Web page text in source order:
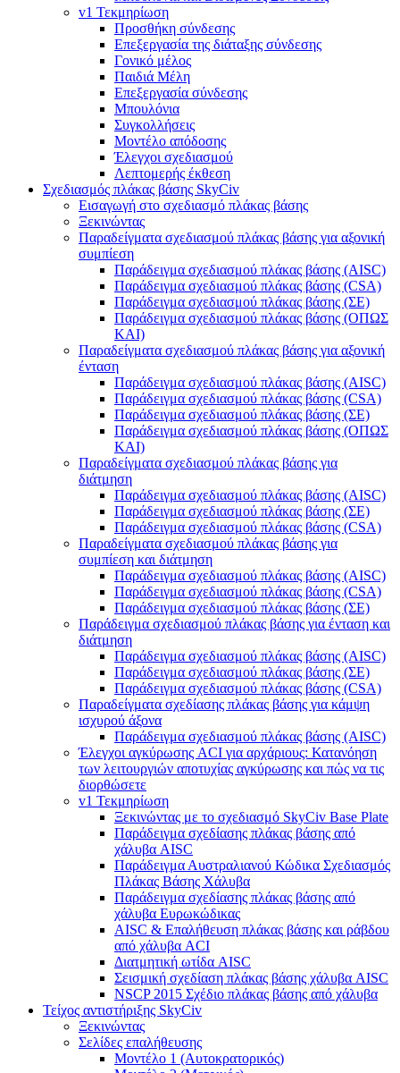
v1 Τεκμηρίωση
Προσθήκη σύνδεσης
Επεξεργασία της διάταξης σύνδεσης
Γονικό μέλος
Παιδιά Μέλη
Επεξεργασία σύνδεσης
Μπουλόνια
Συγκολλήσεις
Μοντέλο απόδοσης
Έλεγχοι σχεδιασμού
Λεπτομερής έκθεση
Σχεδιασμός πλάκας βάσης SkyCiv
Εισαγωγή στο σχεδιασμό πλάκας βάσης
Ξεκινώντας
Παραδείγματα σχεδιασμού πλάκας βάσης για αξονική
συμπίεση
Παράδειγμα σχεδιασμού πλάκας βάσης (AISC)
Παράδειγμα σχεδιασμού πλάκας βάσης (CSA)
Παράδειγμα σχεδιασμού πλάκας βάσης (ΣΕ)
Παράδειγμα σχεδιασμού πλάκας βάσης (ΟΠΩΣ
ΚΑΙ)
Παραδείγματα σχεδιασμού πλάκας βάσης για αξονική
ένταση
Παράδειγμα σχεδιασμού πλάκας βάσης (AISC)
Παράδειγμα σχεδιασμού πλάκας βάσης (CSA)
Παράδειγμα σχεδιασμού πλάκας βάσης (ΣΕ)
Παράδειγμα σχεδιασμού πλάκας βάσης (ΟΠΩΣ
ΚΑΙ)
Παραδείγματα σχεδιασμού πλάκας βάσης για
διάτμηση
Παράδειγμα σχεδιασμού πλάκας βάσης (AISC)
Παράδειγμα σχεδιασμού πλάκας βάσης (ΣΕ)
Παράδειγμα σχεδιασμού πλάκας βάσης (CSA)
Παραδείγματα σχεδιασμού πλάκας βάσης για
συμπίεση και διάτμηση
Παράδειγμα σχεδιασμού πλάκας βάσης (AISC)
Παράδειγμα σχεδιασμού πλάκας βάσης (CSA)
Παράδειγμα σχεδιασμού πλάκας βάσης (ΣΕ)
Παράδειγμα σχεδιασμού πλάκας βάσης για ένταση και
διάτμηση
Παράδειγμα σχεδιασμού πλάκας βάσης (AISC)
Παράδειγμα σχεδιασμού πλάκας βάσης (ΣΕ)
Παράδειγμα σχεδιασμού πλάκας βάσης (CSA)
Παραδείγματα σχεδίασης πλάκας βάσης για κάμψη
ισχυρού άξονα
Παράδειγμα σχεδιασμού πλάκας βάσης (AISC)
Έλεγχοι αγκύρωσης ACI για αρχάριους: Κατανόηση
των λειτουργιών αποτυχίας αγκύρωσης και πώς να τις
διορθώσετε
v1 Τεκμηρίωση
Ξεκινώντας με το σχεδιασμό SkyCiv Base Plate
Παράδειγμα σχεδίασης πλάκας βάσης από
χάλυβα AISC
Παράδειγμα Αυστραλιανού Κώδικα Σχεδιασμός
Πλάκας Βάσης Χάλυβα
Παράδειγμα σχεδίασης πλάκας βάσης από
χάλυβα Ευρωκώδικας
AISC & Επαλήθευση πλάκας βάσης και ράβδου
από χάλυβα ACI
Διατμητική ωτίδα AISC
Σεισμική σχεδίαση πλάκας βάσης χάλυβα AISC
NSCP 2015 Σχέδιο πλάκας βάσης από χάλυβα
Τείχος αντιστήριξης SkyCiv
Ξεκινώντας
Σελίδες επαλήθευσης
Μοντέλο 1 (Αυτοκρατορικός)